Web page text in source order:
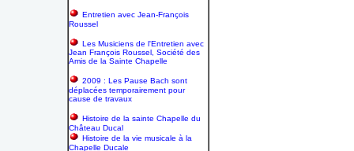
Entretien avec Jean-François
Roussel
Les Musiciens de l'Entretien avec
Jean François Roussel, Société des
Amis de la Sainte Chapelle
2009 : Les Pause Bach sont
déplacées temporairement pour
cause de travaux
Histoire de la sainte Chapelle du
Château Ducal
Histoire de la vie musicale à la
Chapelle Ducale